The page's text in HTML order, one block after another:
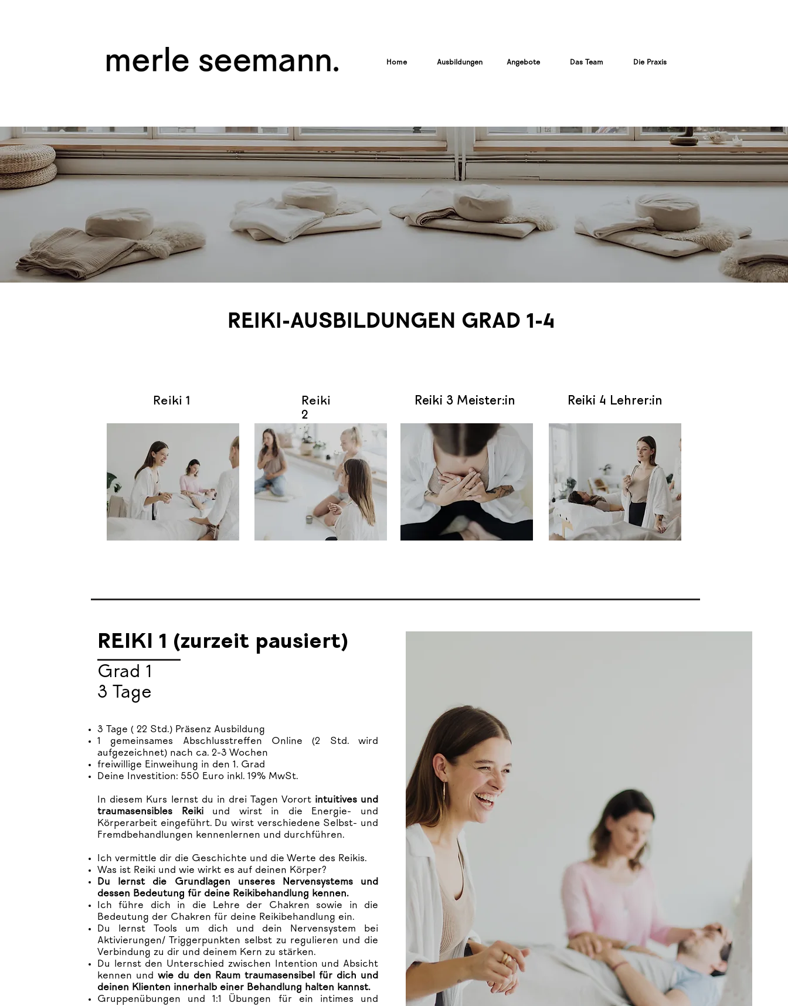
Home Ausbildungen Angebote Das Team Die Praxis
REIKI-AUSBILDUNGEN GRAD 1-4
Reiki 1
Reiki
2
Reiki 3 Meister:in Reiki 4 Lehrer:in
REIKI 1 (zurzeit pausiert)
Grad 1
3 Tage
3 Tage ( 22 Std.) Präsenz Ausbildung
1 gemeinsames Abschlusstreffen Online (2 Std. wird
aufgezeichnet) nach ca. 2-3 Wochen
freiwillige Einweihung in den 1. Grad
Deine Investition: 550 Euro inkl. 19% MwSt.
In diesem Kurs lernst du in drei Tagen Vorort intuitives und
traumasensibles Reikiund wirst in die Energie- und
Körperarbeit eingeführt. Du wirst verschiedene Selbst- und
Fremdbehandlungen kennenlernen und durchführen.
Ich vermittle dir die Geschichte und die Werte des Reikis.
Was ist Reiki und wie wirkt es auf deinen Körper?
Du lernst die Grundlagen unseres Nervensystems und
dessen Bedeutung für deine Reikibehandlung kennen.
Ich führe dich in die Lehre der Chakren sowie in die
Bedeutung der Chakren für deine Reikibehandlung ein.
Du lernst Tools um dich und dein Nervensystem bei
Aktivierungen/ Triggerpunkten selbst zu regulieren und die
Verbindung zu dir und deinem Kern zu stärken.
Du lernst den Unterschied zwischen Intention und Absicht
kennen und wie du den Raum traumasensibel für dich und
deinen Klienten innerhalb einer Behandlung halten kannst.
Gruppenübungen und 1:1 Übungen für ein intimes und